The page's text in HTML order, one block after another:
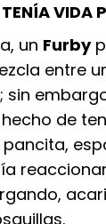
VIDA
un Furby
entre
sin
de
pancita,